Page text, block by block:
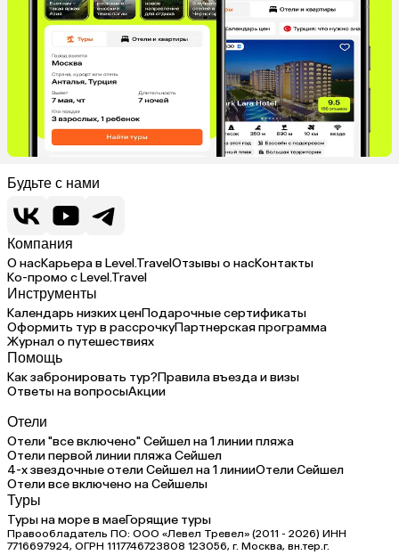
Будьте с нами
Компания
О насКарьера в Level.TravelОтзывы о насКонтакты
Ко-промо с Level.Travel
Инструменты
Календарь низких ценПодарочные сертификаты
Оформить тур в рассрочкуПартнерская программа
Журнал о путешествиях
Помощь
Как забронировать тур?Правила въезда и визы
Ответы на вопросыАкции
Отели
Отели "все включено" Сейшел на 1 линии пляжа
Отели первой линии пляжа Сейшел
4-х звездочные отели Сейшел на 1 линииОтели Сейшел
Отели все включено на Сейшелы
Туры
Туры на море в маеГорящие туры
Правообладатель ПО: ООО «Левел Тревел» (2011 - 2026) ИНН
7716697924, ОГРН 1117746723808 123056, г. Москва, вн.тер.г.